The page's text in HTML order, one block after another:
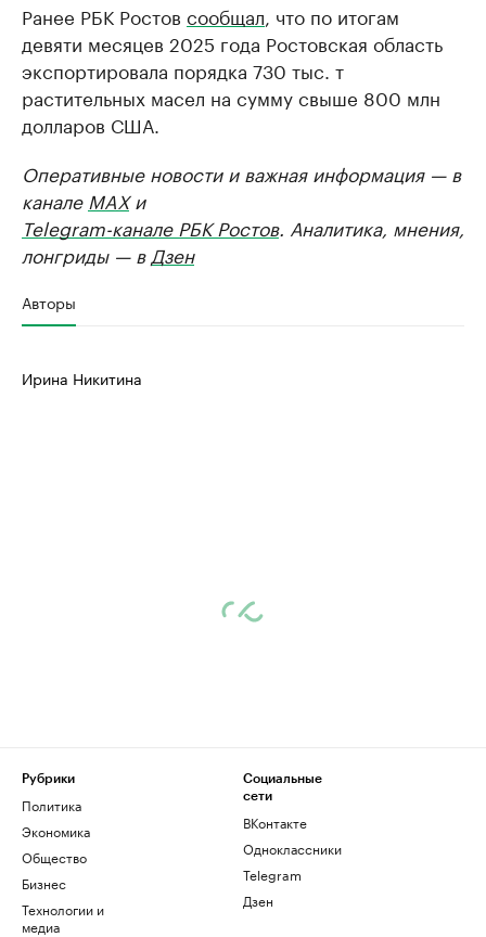
Ранее РБК Ростов сообщал , что по итогам
девяти месяцев 2025 года Ростовская область
экспортировала порядка 730 тыс. т
растительных масел на сумму свыше 800 млн
долларов США.
Оперативные новости и важная информация — в
канале MAXи
Telegram-канале РБК Ростов. Аналитика, мнения,
лонгриды — в Дзен
Авторы
Ирина Никитина
Рубрики
Политика
Экономика
Общество
Бизнес
Технологии и
медиа
Социальные
сети
ВКонтакте
Одноклассники
Telegram
Дзен